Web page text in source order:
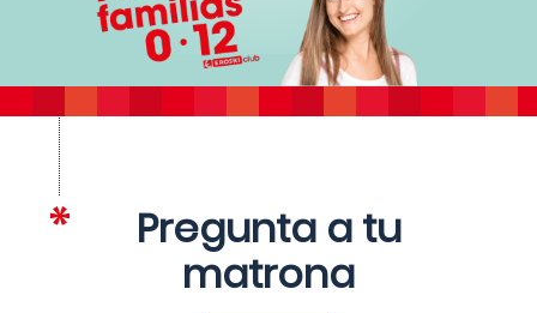
Pregunta a tu
matrona